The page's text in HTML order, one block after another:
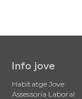
navigation
Info jove
Habitatge Jove
Assessoria Laboral